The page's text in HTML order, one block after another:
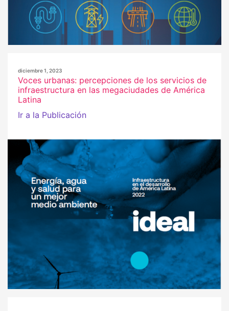
diciembre 1, 2023
Voces urbanas: percepciones de los servicios de
infraestructura en las megaciudades de América
Latina
Ir a la Publicación